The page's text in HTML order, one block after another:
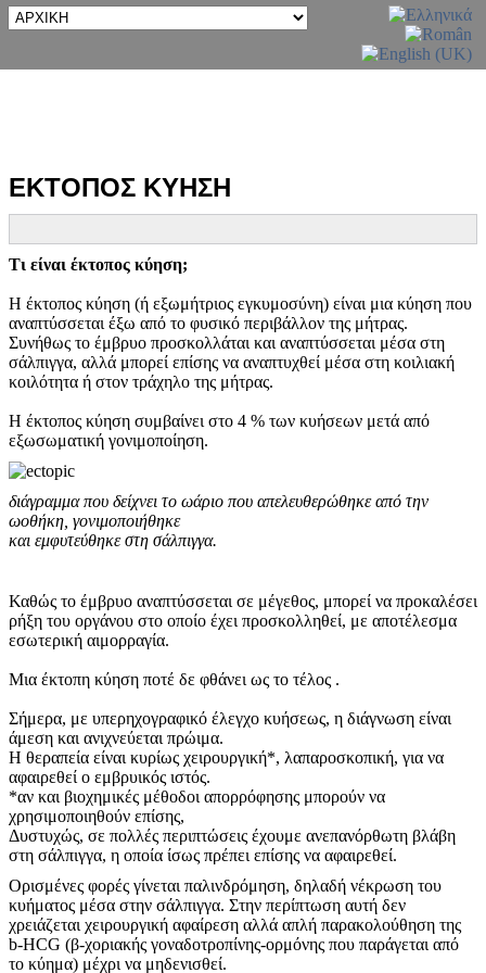
ΕΚΤΟΠΟΣ ΚΥΗΣΗ
Τι είναι έκτοπος κύηση;
Η έκτοπος κύηση (ή εξωμήτριος εγκυμοσύνη) είναι μια κύηση που
αναπτύσσεται έξω από το φυσικό περιβάλλον της μήτρας.
Συνήθως το έμβρυο προσκολλάται και αναπτύσσεται μέσα στη
σάλπιγγα, αλλά μπορεί επίσης να αναπτυχθεί μέσα στη κοιλιακή
κοιλότητα ή στον τράχηλο της μήτρας.
Η έκτοπος κύηση συμβαίνει στο 4 % των κυήσεων μετά από
εξωσωματική γονιμοποίηση.
διάγραμμα που δείχνει το ωάριο που απελευθερώθηκε από την
ωοθήκη, γονιμοποιήθηκε
και εμφυτεύθηκε στη σάλπιγγα.
Καθώς το έμβρυο αναπτύσσεται σε μέγεθος, μπορεί να προκαλέσει
ρήξη του οργάνου στο οποίο έχει προσκολληθεί, με αποτέλεσμα
εσωτερική αιμορραγία.
Μια έκτοπη κύηση ποτέ δε φθάνει ως το τέλος .
Σήμερα, με υπερηχογραφικό έλεγχο κυήσεως, η διάγνωση είναι
άμεση και ανιχνεύεται πρώιμα.
Η θεραπεία είναι κυρίως χειρουργική*, λαπαροσκοπική, για να
αφαιρεθεί ο εμβρυικός ιστός.
*αν και βιοχημικές μέθοδοι απορρόφησης μπορούν να
χρησιμοποιηθούν επίσης,
Δυστυχώς, σε πολλές περιπτώσεις έχουμε ανεπανόρθωτη βλάβη
στη σάλπιγγα, η οποία ίσως πρέπει επίσης να αφαιρεθεί.
Ορισμένες φορές γίνεται παλινδρόμηση, δηλαδή νέκρωση του
κυήματος μέσα στην σάλπιγγα. Στην περίπτωση αυτή δεν
χρειάζεται χειρουργική αφαίρεση αλλά απλή παρακολούθηση της
b-HCG (β-χοριακής γοναδοτροπίνης-ορμόνης που παράγεται από
το κύημα) μέχρι να μηδενισθεί.